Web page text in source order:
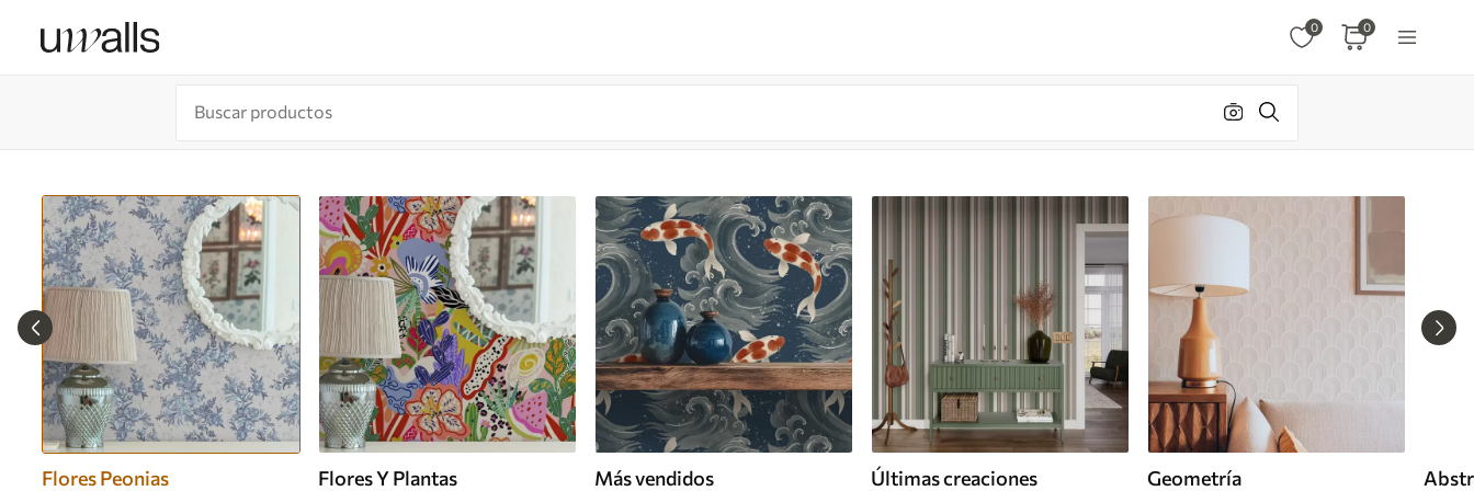
0 0
Flores Peonias Flores Y Plantas Más vendidos Últimas creaciones Geometría